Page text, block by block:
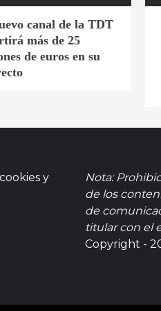
canal de la TDT
más de 25
de euros en su
y
Nota:
de los
de
titular con el
Copyright -